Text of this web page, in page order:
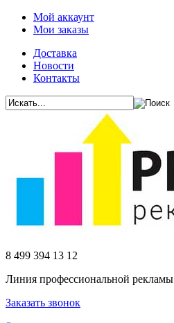
Мой аккаунт
Мои заказы
Доставка
Новости
Контакты
8 499 394 13 12
Линия профессиональной рекламы
Заказать звонок